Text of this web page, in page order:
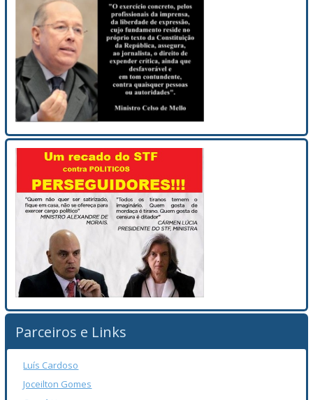
Parceiros e Links
Luís Cardoso
Joceilton Gomes